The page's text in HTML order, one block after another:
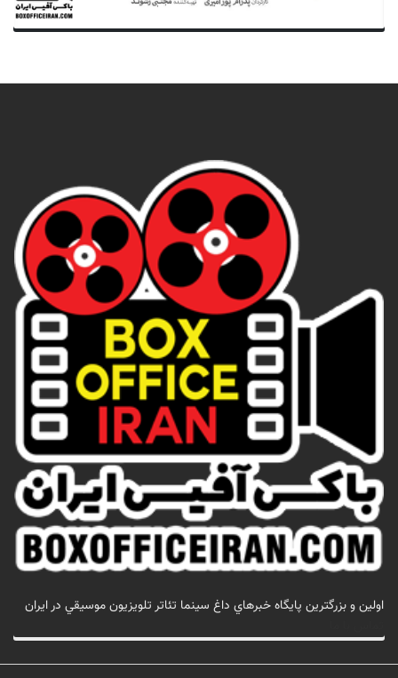
اولين و بزرگترين پايگاه خبرهاي داغ سينما تئاتر تلويزيون موسيقي در ايران